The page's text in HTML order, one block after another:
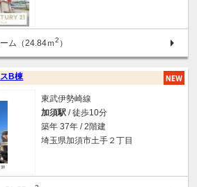
ム（24.84ｍ2 ）
B棟
東武伊勢崎線
加須駅 / 徒歩10分
築年 37年 / 2階建
埼玉県加須市土手２丁目